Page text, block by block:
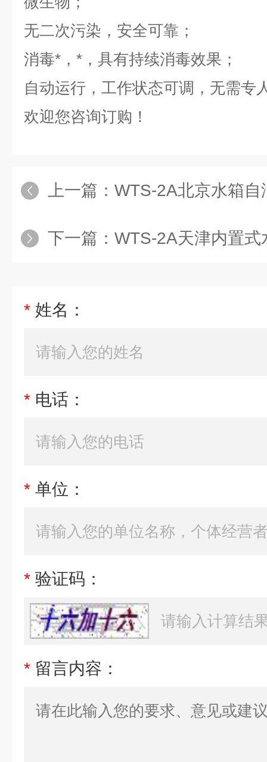
无二次污染，安全可靠；
消毒*，*，具有持续消毒效果；
自动运行，工作状态可调，无需专
欢迎您咨询订购！
上一篇： WTS-2A北京水箱自
下一篇： WTS-2A天津内置
* 姓名：
* 电话：
* 单位：
* 验证码：
* 留言内容：